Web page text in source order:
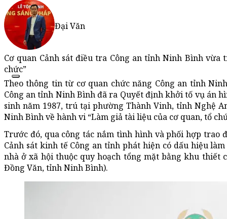
Đại Văn
Cơ quan Cảnh sát điều tra Công an tỉnh Ninh Bình
chức”
Theo thông tin từ cơ quan chức năng Công an tỉnh
Công an tỉnh Ninh Bình đã ra Quyết định khởi tố vụ án
sinh năm 1987, trú tại phường Thành Vinh, tỉnh Nghệ
Ninh Bình về hành vi “Làm giả tài liệu của cơ quan, tổ
Trước đó, qua công tác nắm tình hình và phối hợp trao
Cảnh sát kinh tế Công an tỉnh phát hiện có dấu hiệu
nhà ở xã hội thuộc quy hoạch tổng mặt bằng khu thiết
Đồng Văn, tỉnh Ninh Bình).